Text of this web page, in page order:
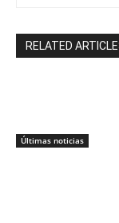
RELATED
Últimas noticias